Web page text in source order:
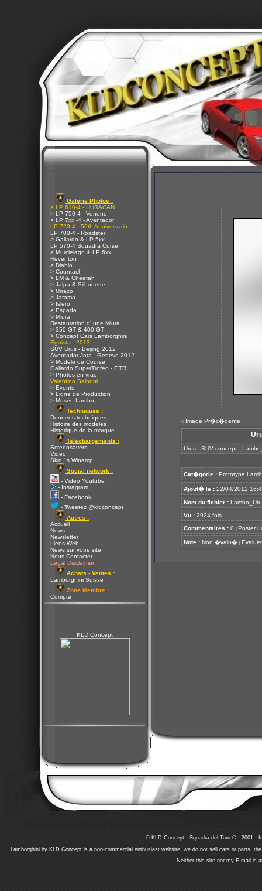
Galerie Photos :
> LP 610-4 - HURACAN
> LP 750-4 - Veneno
> LP 7xx -4 - Aventador
LP 720-4 - 50th Anniversario
LP 700-4 - Roadster
> Gallardo & LP 5xx
LP 570-4 Squadra Corse
> Murcielago & LP 6xx
Reventon
> Diablo
> Countach
> LM & Cheetah
> Jalpa & Silhouette
> Urraco
> Jarama
> Islero
> Espada
> Miura
Restauration d' une Miura
> 350 GT & 400 GT
> Concept Cars Lamborghini
Egoista - 2013
SUV Urus - Beijing 2012
Aventador Jota - Geneve 2012
> Modele de Course
Gallardo SuperTrofeo - GTR
> Photos en vrac
Valentino Balboni
> Events
> Ligne de Production
> Musée Lambo
Techniques :
Donnees techniques
Histoire des modeles
Historique de la marque
Telechargements :
Screensavers
Video
Skin ' s Winamp
Social network :
- Video Youtube
- Instagram
- Facebook
- Tweetez @kldconcept
Autres :
Accueil
News
Newsletter
Liens Web
News sur votre site
Nous Contacter
Legal Disclaimer
Achats - Ventes :
Lamborghini Suisse
Zone Membre :
Compte
KLD Concept
< Image Pr�c�dente
Urus - SUV concept -
Cat�gorie : Prototype
Ajout� le : 22/04/2012
Nom du fichier :
Vu : 2924 fois
Commentaires : 0 [ Poster
Note : Non �valu� [ Evaluer
© KLD Concept - Squadra del Toro © - 2001 -
Lamborghini by KLD Concept is a non-commercial enthusiast website, we do not sell cars or parts,
Neither this site nor my E-mail is